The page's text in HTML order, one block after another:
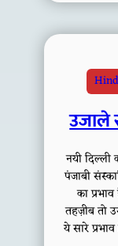
उजाले
नयी दिल्ली
पंजाबी
का
तहज़ीब तो
ये सारे